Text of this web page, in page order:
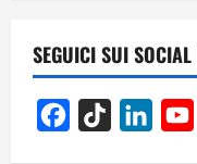
v
i
SEGUICI SUI
Facebook
TikTok